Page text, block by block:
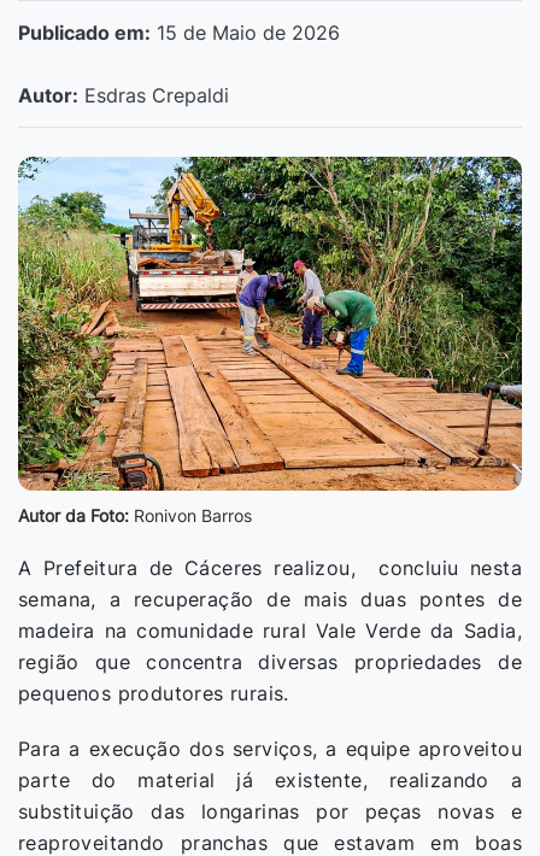
Publicado em: 15 de Maio de 2026
Autor: Esdras Crepaldi
Autor da Foto: Ronivon Barros
A Prefeitura de Cáceres realizou, concluiu nesta
semana, a recuperação de mais duas pontes de
madeira na comunidade rural Vale Verde da Sadia,
região que concentra diversas propriedades de
pequenos produtores rurais.
Para a execução dos serviços, a equipe aproveitou
parte do material já existente, realizando a
substituição das longarinas por peças novas e
reaproveitando pranchas que estavam em boas